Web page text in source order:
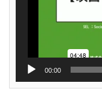
00:00